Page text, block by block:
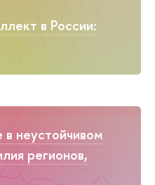
в России:
в неустойчивом
регионов,